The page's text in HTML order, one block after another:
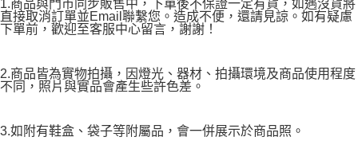
４．使用「AFTEE先享後付」時，將依據個別帳號之用戶狀況，依本公司即
時審查核予不同之上限額度；若仍有額度不足之情形，本公司將視審查結果
請求用戶進行身份認證。
恩沛科技股份有限公司將有權停止該用戶之使用額度並採取法律行動。
1.商品與門市同步販售中，下單後不保證一定有貨，如遇沒貨將
直接取消訂單並Email聯繫您。造成不便，還請見諒。如有疑慮
下單前，歡迎至客服中心留言，謝謝！
2.商品皆為實物拍攝，因燈光、器材、拍攝環境及商品使用程度
不同，照片與實品會產生些許色差。
3.如附有鞋盒、袋子等附屬品，會一併展示於商品照。